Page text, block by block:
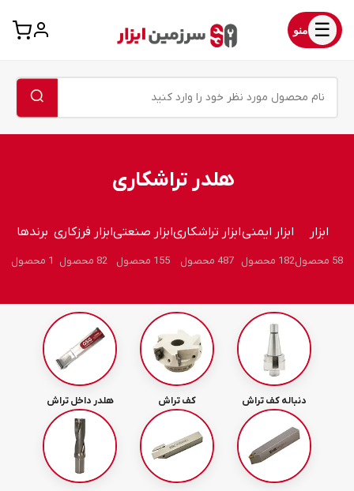
☰ منو
هلدر تراشکاری
ابزار
58 محصول
ابزار ایمنی
182 محصول
ابزار تراشکاری
487 محصول
ابزار صنعتی
155 محصول
ابزار فرزکاری
82 محصول
برندها
1 محصول
دنباله کف تراش کف تراش هلدر داخل تراش